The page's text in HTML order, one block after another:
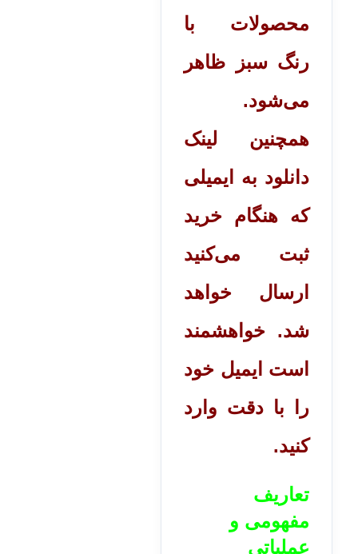
محصولات با
رنگ سبز ظاهر
می‌شود.
همچنین لینک
دانلود به ایمیلی
که هنگام خرید
ثبت می‌کنید
ارسال خواهد
شد. خواهشمند
است ایمیل خود
را با دقت وارد
کنید.
تعاریف
مفهومی و
عملیاتی